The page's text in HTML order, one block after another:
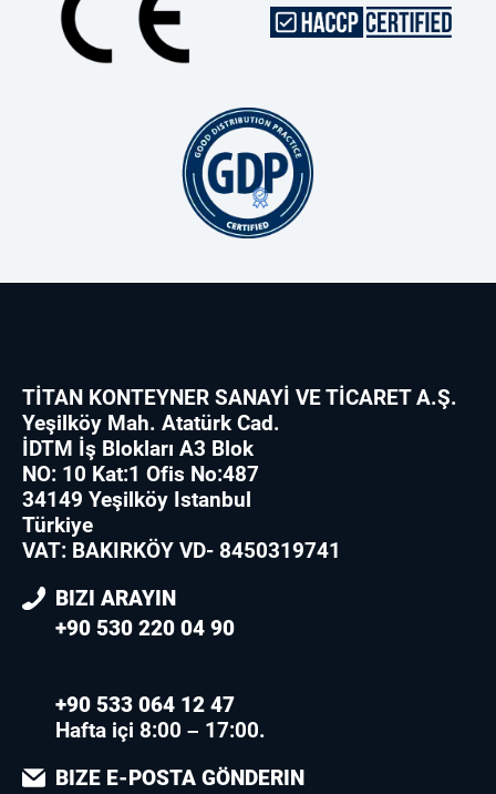
TİTAN KONTEYNER SANAYİ VE TİCARET A.Ş.
Yeşilköy Mah. Atatürk Cad.
İDTM İş Blokları A3 Blok
NO: 10 Kat:1 Ofis No:487
34149 Yeşilköy Istanbul
Türkiye
VAT: BAKIRKÖY VD- 8450319741
BIZI ARAYIN
+90 530 220 04 90
+90 533 064 12 47
Hafta içi 8:00 – 17:00.
BIZE E-POSTA GÖNDERIN